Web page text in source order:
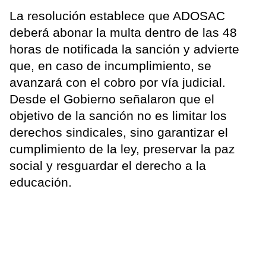
La resolución establece que ADOSAC
deberá abonar la multa dentro de las 48
horas de notificada la sanción y advierte
que, en caso de incumplimiento, se
avanzará con el cobro por vía judicial.
Desde el Gobierno señalaron que el
objetivo de la sanción no es limitar los
derechos sindicales, sino garantizar el
cumplimiento de la ley, preservar la paz
social y resguardar el derecho a la
educación.